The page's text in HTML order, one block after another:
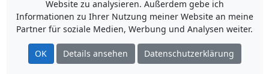
Website zu analysieren. Außerdem gebe ich
Informationen zu Ihrer Nutzung meiner Website an meine
Partner für soziale Medien, Werbung und Analysen weiter.
OK Details ansehen Datenschutzerklärung